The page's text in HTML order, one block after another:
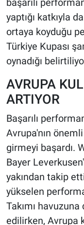
başarılı
yaptığı katkıyla
ortaya koyduğu
Türkiye Kupası
oynadığı
AVRUPA
ARTIYOR
Başarılı
Avrupa'nın
girmeyi başardı.
Bayer
yakından takip
yükselen
Takımı
edilirken, Avrupa